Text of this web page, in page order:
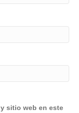
sitio web en este